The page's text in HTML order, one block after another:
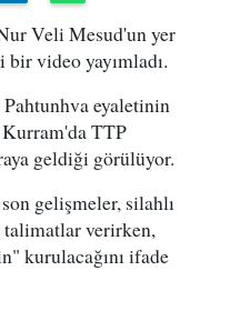
Veli Mesud'un yer
bir video yayımladı.
eyaletinin
TTP
geldiği görülüyor.
gelişmeler, silahlı
talimatlar verirken,
kurulacağını ifade